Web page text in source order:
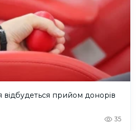
відбудеться прийом донорів
35